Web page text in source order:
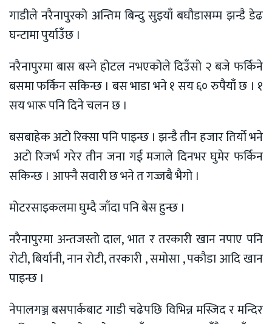
गाडीले नरैनापुरको अन्तिम बिन्दु सुइयाँ बघौडासम्म झन्डै डेढ
घन्टामा पुर्याउँछ ।
नरैनापुरमा बास बस्ने होटल नभएकोले दिउँसो २ बजे फर्किने
बसमा फर्किन सकिन्छ । बस भाडा भने १ सय ६० रुपैयाँ छ । १
सय भारू पनि दिने चलन छ ।
बसबाहेक अटो रिक्सा पनि पाइन्छ । झन्डै तीन हजार तिर्यो भने
अटो रिजर्भ गरेर तीन जना गई मजाले दिनभर घुमेर फर्किन
सकिन्छ । आफ्नै सवारी छ भने त गज्जबै भैगो ।
मोटरसाइकलमा घुम्दै जाँदा पनि बेस हुन्छ ।
नरैनापुरमा अन्तजस्तो दाल, भात र तरकारी खान नपाए पनि
रोटी, बिर्यानी, नान रोटी, तरकारी , समोसा , पकौडा आदि खान
पाइन्छ ।
नेपालगञ्ज बसपार्कबाट गाडी चढेपछि विभिन्न मस्जिद र मन्दिर